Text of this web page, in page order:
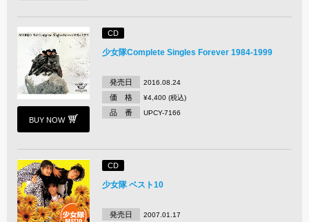
BUY NOW
CD
少女隊Complete Singles Forever 1984-1999
発売日 2016.08.24
価 格 ¥4,400 (税込)
品 番 UPCY-7166
CD
少女隊 ベスト10
発売日 2007.01.17